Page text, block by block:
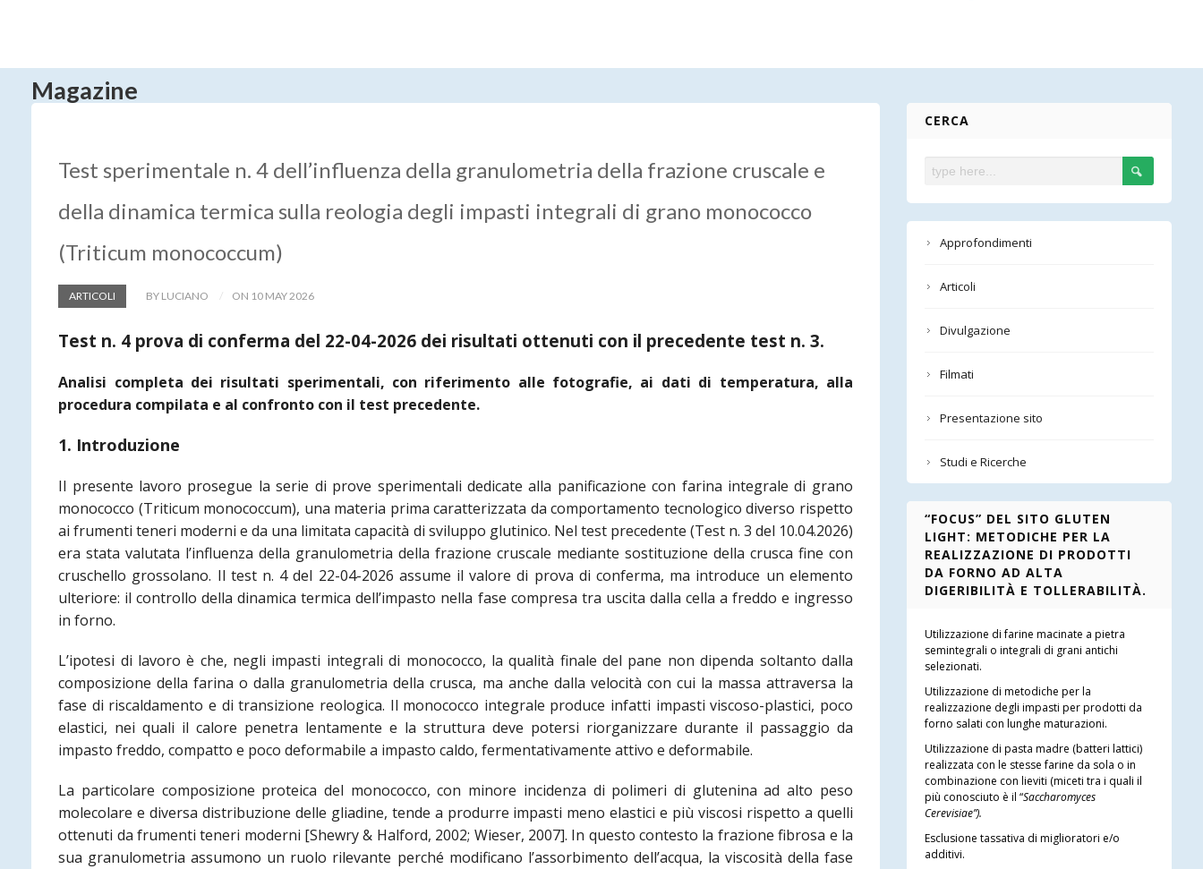
Magazine
Test sperimentale n. 4 dell’influenza della granulometria della frazione cruscale e
della dinamica termica sulla reologia degli impasti integrali di grano monococco
(Triticum monococcum)
ARTICOLI BY LUCIANO ON 10 MAY 2026
Test n. 4 prova di conferma del 22-04-2026 dei risultati ottenuti con il precedente test n. 3.
Analisi completa dei risultati sperimentali, con riferimento alle fotografie, ai dati di temperatura, alla
procedura compilata e al confronto con il test precedente.
1. Introduzione
Il presente lavoro prosegue la serie di prove sperimentali dedicate alla panificazione con farina integrale di grano
monococco (Triticum monococcum), una materia prima caratterizzata da comportamento tecnologico diverso rispetto
ai frumenti teneri moderni e da una limitata capacità di sviluppo glutinico. Nel test precedente (Test n. 3 del 10.04.2026)
era stata valutata l’influenza della granulometria della frazione cruscale mediante sostituzione della crusca fine con
cruschello grossolano. Il test n. 4 del 22-04-2026 assume il valore di prova di conferma, ma introduce un elemento
ulteriore: il controllo della dinamica termica dell’impasto nella fase compresa tra uscita dalla cella a freddo e ingresso
in forno.
L’ipotesi di lavoro è che, negli impasti integrali di monococco, la qualità finale del pane non dipenda soltanto dalla
composizione della farina o dalla granulometria della crusca, ma anche dalla velocità con cui la massa attraversa la
fase di riscaldamento e di transizione reologica. Il monococco integrale produce infatti impasti viscoso-plastici, poco
elastici, nei quali il calore penetra lentamente e la struttura deve potersi riorganizzare durante il passaggio da
impasto freddo, compatto e poco deformabile a impasto caldo, fermentativamente attivo e deformabile.
La particolare composizione proteica del monococco, con minore incidenza di polimeri di glutenina ad alto peso
molecolare e diversa distribuzione delle gliadine, tende a produrre impasti meno elastici e più viscosi rispetto a quelli
ottenuti da frumenti teneri moderni [Shewry & Halford, 2002; Wieser, 2007]. In questo contesto la frazione fibrosa e la
sua granulometria assumono un ruolo rilevante perché modificano l’assorbimento dell’acqua, la viscosità della fase
CERCA
Approfondimenti
Articoli
Divulgazione
Filmati
Presentazione sito
Studi e Ricerche
“FOCUS” DEL SITO GLUTEN
LIGHT: METODICHE PER LA
REALIZZAZIONE DI PRODOTTI
DA FORNO AD ALTA
DIGERIBILITÀ E TOLLERABILITÀ.
Utilizzazione di farine macinate a pietra
semintegrali o integrali di grani antichi
selezionati.
Utilizzazione di metodiche per la
realizzazione degli impasti per prodotti da
forno salati con lunghe maturazioni.
Utilizzazione di pasta madre (batteri lattici)
realizzata con le stesse farine da sola o in
combinazione con lieviti (miceti tra i quali il
più conosciuto è il “Saccharomyces
Cerevisiae”).
Esclusione tassativa di miglioratori e/o
additivi.